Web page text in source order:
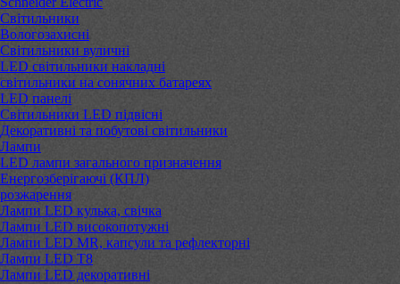
Світильники
Вологозахисні
Світильники вуличні
LED світильники накладні
світильники на сонячних батареях
LED панелі
Світильники LED підвісні
Декоративні та побутові світильники
Лампи
LED лампи загального призначення
Енергозберігаючі (КПЛ)
розжарення
Лампи LED кулька, свічка
Лампи LED високопотужні
Лампи LED MR, капсули та рефлекторні
Лампи LED Т8
Лампи LED декоративні